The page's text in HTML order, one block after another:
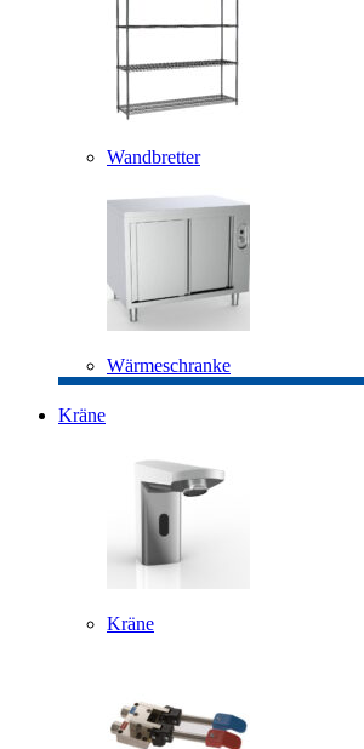
Wandbretter
Wärmeschranke
Kräne
Kräne